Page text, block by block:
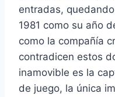
entradas,
1981 como su año
como la compañí­a
contradicen estos
inamovible es la
de juego, la única